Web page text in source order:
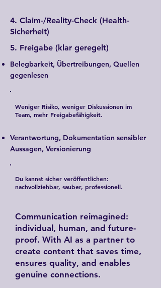
4. Claim-/Reality-Check (Health-
Sicherheit)
5. Freigabe (klar geregelt)
Belegbarkeit, Übertreibungen, Quellen
gegenlesen
Weniger Risiko, weniger Diskussionen im
Team, mehr Freigabefähigkeit.
Verantwortung, Dokumentation sensibler
Aussagen, Versionierung
Du kannst sicher veröffentlichen:
nachvollziehbar, sauber, professionell.
Communication reimagined:
individual, human, and future-
proof. With AI as a partner to
create content that saves time,
ensures quality, and enables
genuine connections.